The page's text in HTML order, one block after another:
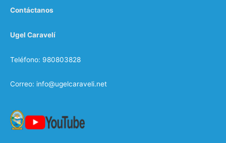
Contáctanos
Ugel Caravelí
Teléfono: 980803828
Correo: info@ugelcaraveli.net